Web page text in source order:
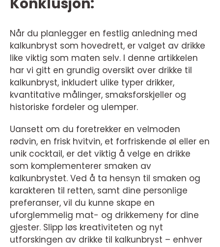
Konklusjon:
Når du planlegger en festlig anledning med
kalkunbryst som hovedrett, er valget av drikke
like viktig som maten selv. I denne artikkelen
har vi gitt en grundig oversikt over drikke til
kalkunbryst, inkludert ulike typer drikker,
kvantitative målinger, smaksforskjeller og
historiske fordeler og ulemper.
Uansett om du foretrekker en velmoden
rødvin, en frisk hvitvin, et forfriskende øl eller en
unik cocktail, er det viktig å velge en drikke
som komplementerer smaken av
kalkunbrystet. Ved å ta hensyn til smaken og
karakteren til retten, samt dine personlige
preferanser, vil du kunne skape en
uforglemmelig mat- og drikkemeny for dine
gjester. Slipp løs kreativiteten og nyt
utforskingen av drikke til kalkunbryst – enhver